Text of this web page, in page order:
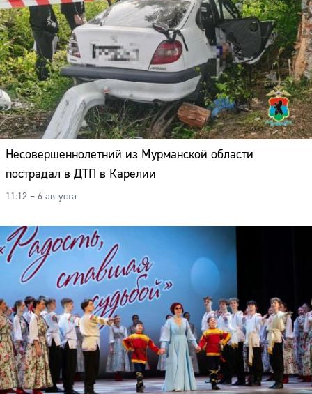
Несовершеннолетний из Мурманской области
пострадал в ДТП в Карелии
11:12 – 6 августа